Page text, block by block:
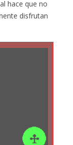
hace que no
disfrutan